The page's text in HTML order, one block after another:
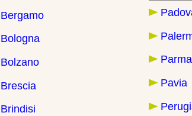
Bergamo
Bologna
Bolzano
Brescia
Brindisi
Parma
Pavia